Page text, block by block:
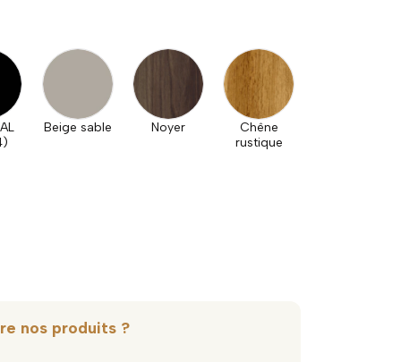
Beige sable Noyer
Chêne
rustique
nos produits ?